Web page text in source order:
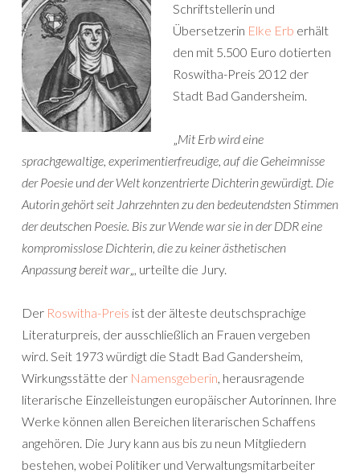
Schriftstellerin und
Übersetzerin Elke Erb erhält
den mit 5.500 Euro dotierten
Roswitha-Preis 2012 der
Stadt Bad Gandersheim.
„Mit Erb wird eine
sprachgewaltige, experimentierfreudige, auf die Geheimnisse
der Poesie und der Welt konzentrierte Dichterin gewürdigt. Die
Autorin gehört seit Jahrzehnten zu den bedeutendsten Stimmen
der deutschen Poesie. Bis zur Wende war sie in der DDR eine
kompromisslose Dichterin, die zu keiner ästhetischen
Anpassung bereit war„, urteilte die Jury.
Der Roswitha-Preis ist der älteste deutschsprachige
Literaturpreis, der ausschließlich an Frauen vergeben
wird. Seit 1973 würdigt die Stadt Bad Gandersheim,
Wirkungsstätte der Namensgeberin, herausragende
literarische Einzelleistungen europäischer Autorinnen. Ihre
Werke können allen Bereichen literarischen Schaffens
angehören. Die Jury kann aus bis zu neun Mitgliedern
bestehen, wobei Politiker und Verwaltungsmitarbeiter